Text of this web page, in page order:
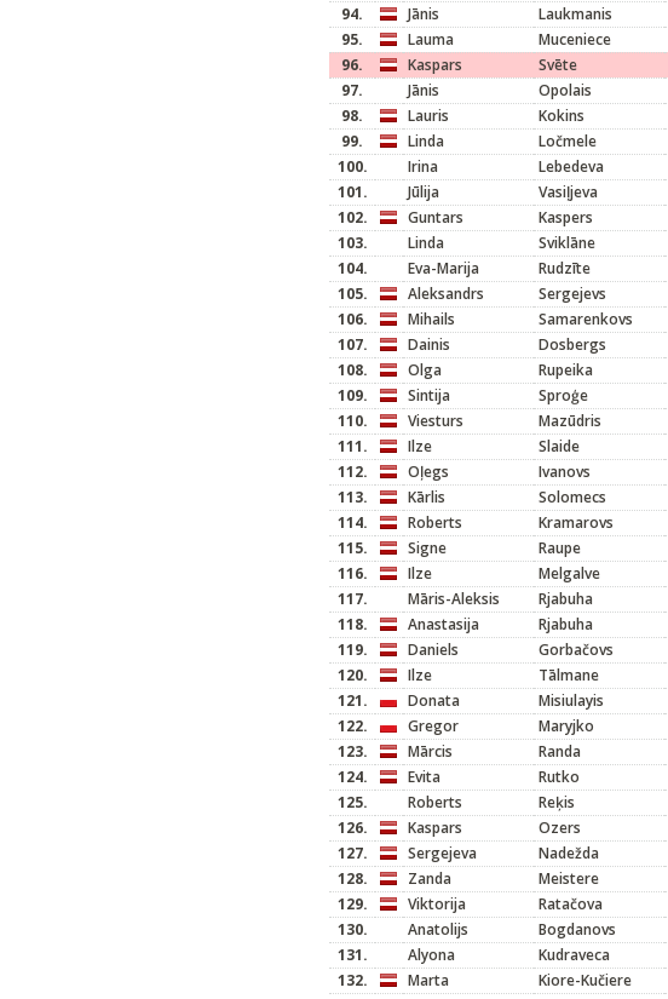
94.
Jānis Laukmanis
95.
Lauma Muceniece
96.
Kaspars Svēte
97.
Jānis Opolais
98.
Lauris Kokins
99.
Linda Ločmele
100.
Irina Lebedeva
101.
Jūlija Vasiļjeva
102.
Guntars Kaspers
103.
Linda Sviklāne
104.
Eva-Marija Rudzīte
105.
Aleksandrs Sergejevs
106.
Mihails Samarenkovs
107.
Dainis Dosbergs
108.
Olga Rupeika
109.
Sintija Sproģe
110.
Viesturs Mazūdris
111.
Ilze Slaide
112.
Oļegs Ivanovs
113.
Kārlis Solomecs
114.
Roberts Kramarovs
115.
Signe Raupe
116.
Ilze Melgalve
117.
Māris-Aleksis Rjabuha
118.
Anastasija Rjabuha
119.
Daniels Gorbačovs
120.
Ilze Tālmane
121.
Donata Misiulayis
122.
Gregor Maryjko
123.
Mārcis Randa
124.
Evita Rutko
125.
Roberts Reķis
126.
Kaspars Ozers
127.
Sergejeva Nadežda
128.
Zanda Meistere
129.
Viktorija Ratačova
130.
Anatolijs Bogdanovs
131.
Alyona Kudraveca
132.
Marta Kiore-Kučiere